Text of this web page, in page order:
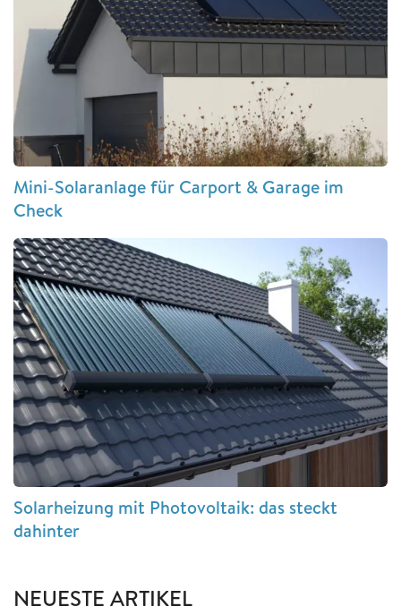
Mini-Solaranlage für Carport & Garage im
Check
Solarheizung mit Photovoltaik: das steckt
dahinter
NEUESTE ARTIKEL